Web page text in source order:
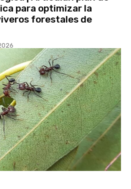
para optimizar la
forestales de